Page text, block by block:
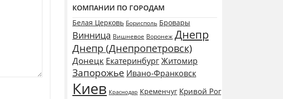
КОМПАНИИ ПО ГОРОДАМ
Белая Церковь Борисполь Бровары
Винница Вишневое Воронеж Днепр
Днепр (Днепропетровск)
Донецк ЕкатеринбургЖитомир
Запорожье Ивано-Франковск
Киев Краснодар Кременчуг Кривой Рог